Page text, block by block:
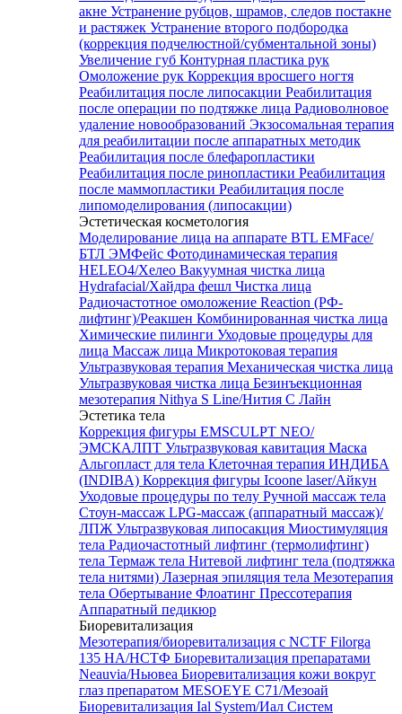
акне Устранение рубцов, шрамов, следов постакне
и растяжек Устранение второго подбородка
(коррекция подчелюстной/субментальной зоны)
Увеличение губ Контурная пластика рук
Омоложение рук Коррекция вросшего ногтя
Реабилитация после липосакции Реабилитация
после операции по подтяжке лица Радиоволновое
удаление новообразований Экзосомальная терапия
для реабилитации после аппаратных методик
Реабилитация после блефаропластики
Реабилитация после ринопластики Реабилитация
после маммопластики Реабилитация после
липомоделирования (липосакции)
Эстетическая косметология
Моделирование лица на аппарате BTL EMFace/
БТЛ ЭМФейс Фотодинамическая терапия
HELEO4/Хелео Вакуумная чистка лица
Hydrafacial/Хайдра фешл Чистка лица
Радиочастотное омоложение Reaction (РФ-
лифтинг)/Реакшен Комбинированная чистка лица
Химические пилинги Уходовые процедуры для
лица Массаж лица Микротоковая терапия
Ультразвуковая терапия Механическая чистка лица
Ультразвуковая чистка лица Безинъекционная
мезотерапия Nithya S Line/Нития С Лайн
Эстетика тела
Коррекция фигуры EMSCULPT NEO/
ЭМСКАЛПТ Ультразвуковая кавитация Маска
Альгопласт для тела Клеточная терапия ИНДИБА
(INDIBA) Коррекция фигуры Icoone laser/Айкун
Уходовые процедуры по телу Ручной массаж тела
Стоун-массаж LPG-массаж (аппаратный массаж)/
ЛПЖ Ультразвуковая липосакция Миостимуляция
тела Радиочастотный лифтинг (термолифтинг)
тела Термаж тела Нитевой лифтинг тела (подтяжка
тела нитями) Лазерная эпиляция тела Мезотерапия
тела Обертывание Флоатинг Прессотерапия
Аппаратный педикюр
Биоревитализация
Мезотерапия/биоревитализация с NCTF Filorga
135 HA/НСТФ Биоревитализация препаратами
Neauvia/Ньювеа Биоревитализация кожи вокруг
глаз препаратом MESOEYE C71/Мезоай
Биоревитализация Ial System/Иал Систем